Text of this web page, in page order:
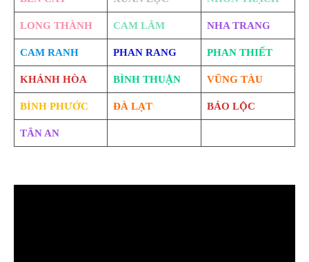
LONG THÀNH CAM LÂM NHA TRANG
CAM RANH PHAN RANG PHAN THIẾT
KHÁNH HÒA BÌNH THUẬN VŨNG TÀU
BÌNH PHƯỚC ĐÀ LẠT BẢO LỘC
TÂN AN